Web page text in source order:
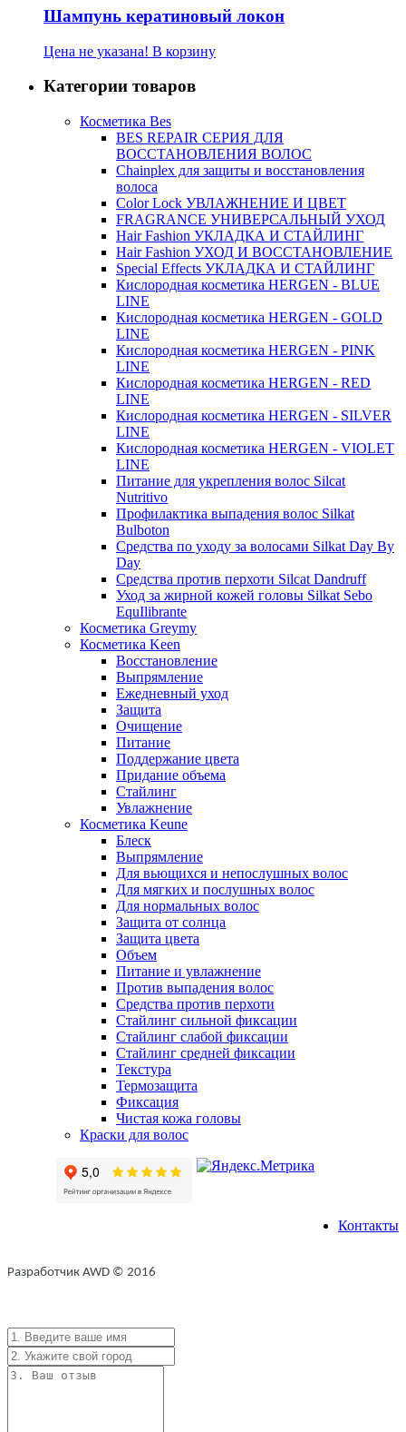
Шампунь кератиновый локон
Цена не указана! В корзину
Категории товаров
Косметика Bes
BES REPAIR СЕРИЯ ДЛЯ
ВОССТАНОВЛЕНИЯ ВОЛОС
Chainplex для защиты и восстановления
волоса
Color Lock УВЛАЖНЕНИЕ И ЦВЕТ
FRAGRANCE УНИВЕРСАЛЬНЫЙ УХОД
Hair Fashion УКЛАДКА И СТАЙЛИНГ
Hair Fashion УХОД И ВОССТАНОВЛЕНИЕ
Special Effects УКЛАДКА И СТАЙЛИНГ
Кислородная косметика HERGEN - BLUE
LINE
Кислородная косметика HERGEN - GOLD
LINE
Кислородная косметика HERGEN - PINK
LINE
Кислородная косметика HERGEN - RED
LINE
Кислородная косметика HERGEN - SILVER
LINE
Кислородная косметика HERGEN - VIOLET
LINE
Питание для укрепления волос Silcat
Nutritivo
Профилактика выпадения волос Silkat
Bulboton
Средства по уходу за волосами Silkat Day By
Day
Средства против перхоти Silcat Dandruff
Уход за жирной кожей головы Silkat Sebo
EquIlibrante
Косметика Greymy
Косметика Keen
Восстановление
Выпрямление
Ежедневный уход
Защита
Очищение
Питание
Поддержание цвета
Придание объема
Стайлинг
Увлажнение
Косметика Keune
Блеск
Выпрямление
Для вьющихся и непослушных волос
Для мягких и послушных волос
Для нормальных волос
Защита от солнца
Защита цвета
Объем
Питание и увлажнение
Против выпадения волос
Средства против перхоти
Стайлинг сильной фиксации
Стайлинг слабой фиксации
Стайлинг средней фиксации
Текстура
Термозащита
Фиксация
Чистая кожа головы
Краски для волос
Контакты
Разработчик AWD © 2016